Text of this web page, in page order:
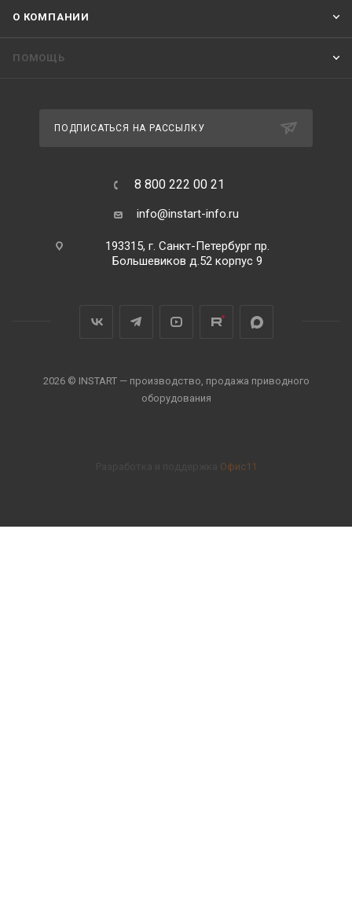
О КОМПАНИИ
ПОМОЩЬ
ПОДПИСАТЬСЯ НА РАССЫЛКУ
8 800 222 00 21
info@instart-info.ru
193315, г. Санкт-Петербург пр.
Большевиков д.52 корпус 9
2026 © INSTART — производство, продажа приводного
оборудования
Офис11